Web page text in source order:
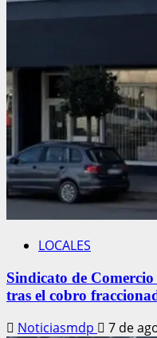
LOCALES
Sindicato de Comercio
tras el cobro
Noticiasmdp 7 de